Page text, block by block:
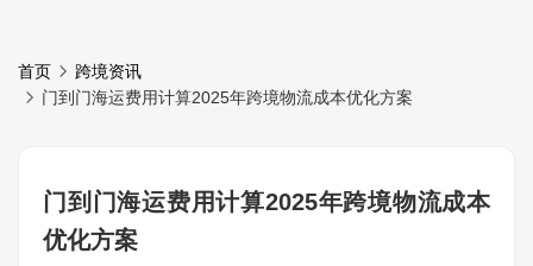
首页
跨境资讯
门到门海运费用计算2025年跨境物流成本优化方案
门到门海运费用计算2025年跨境物流成本
优化方案